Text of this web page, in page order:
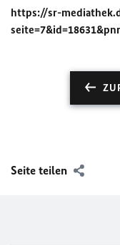
https://sr-
Seite teilen